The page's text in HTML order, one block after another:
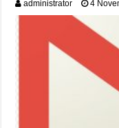
administrator 4